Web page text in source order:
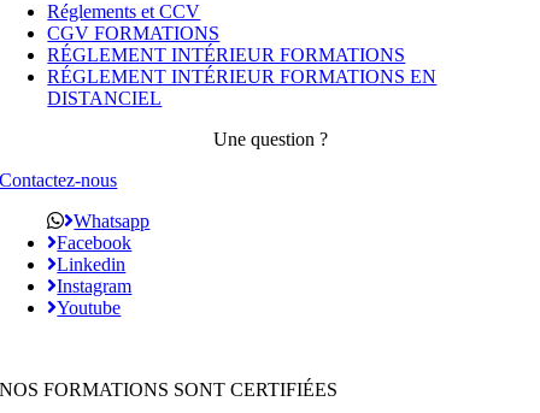
Réglements et CCV
CGV FORMATIONS
RÉGLEMENT INTÉRIEUR FORMATIONS
RÉGLEMENT INTÉRIEUR FORMATIONS EN
DISTANCIEL
Une question ?
Contactez-nous
Whatsapp
Facebook
Linkedin
Instagram
Youtube
NOS FORMATIONS SONT CERTIFIÉES